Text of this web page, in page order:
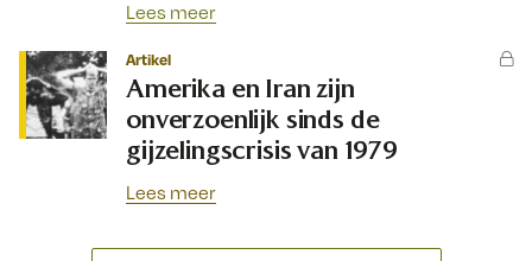
Lees meer
Artikel
Amerika en Iran zijn
onverzoenlijk sinds de
gijzelingscrisis van 1979
Lees meer